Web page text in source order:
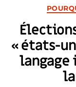
« états-